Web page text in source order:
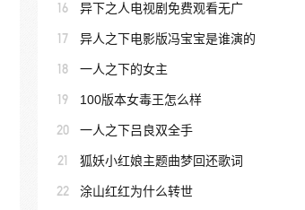
16 异下之人电视剧免费观看无广
17 异人之下电影版冯宝宝是谁演的
18 一人之下的女主
19 100版本女毒王怎么样
20 一人之下吕良双全手
21 狐妖小红娘主题曲梦回还歌词
22 涂山红红为什么转世